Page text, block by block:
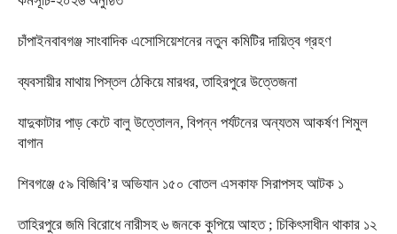
চাঁপাইনবাবগঞ্জ সাংবাদিক এসোসিয়েশনের নতুন কমিটির দায়িত্ব গ্রহণ
ব্যবসায়ীর মাথায় পিস্তল ঠেকিয়ে মারধর, তাহিরপুরে উত্তেজনা
যাদুকাটার পাড় কেটে বালু উত্তোলন, বিপন্ন পর্যটনের অন্যতম আকর্ষণ শিমুল
বাগান
শিবগঞ্জে ৫৯ বিজিবি’র অভিযান ১৫০ বোতল এসকাফ সিরাপসহ আটক ১
তাহিরপুরে জমি বিরোধে নারীসহ ৬ জনকে কুপিয়ে আহত ; চিকিৎসাধীন থাকার ১২